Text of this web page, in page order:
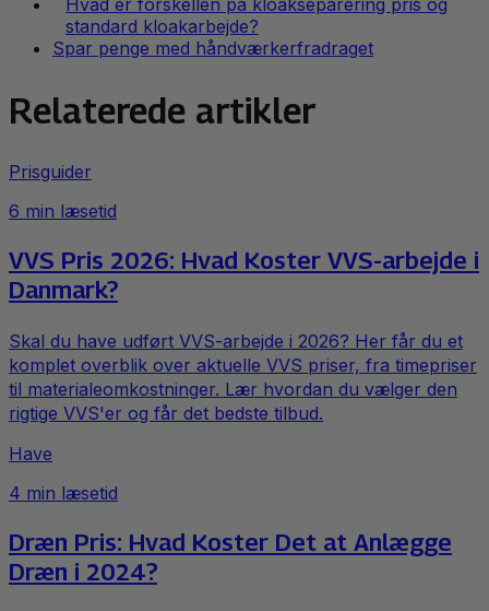
Hvad er forskellen på kloakseparering pris og
standard kloakarbejde?
Spar penge med håndværkerfradraget
Relaterede artikler
Prisguider
6 min læsetid
VVS Pris 2026: Hvad Koster VVS-arbejde i
Danmark?
Skal du have udført VVS-arbejde i 2026? Her får du et
komplet overblik over aktuelle VVS priser, fra timepriser
til materialeomkostninger. Lær hvordan du vælger den
rigtige VVS'er og får det bedste tilbud.
Have
4 min læsetid
Dræn Pris: Hvad Koster Det at Anlægge
Dræn i 2024?